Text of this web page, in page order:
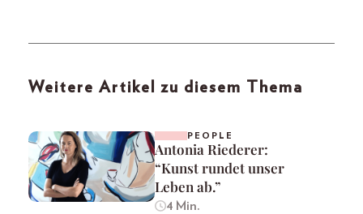
Weitere Artikel zu diesem Thema
PEOPLE
Antonia Riederer:
“Kunst rundet unser
Leben ab.”
4 Min.